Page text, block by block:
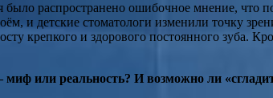
было распространено ошибочное мнение,
и детские стоматологи изменили точку
крепкого и здорового постоянного зуба.
или реальность? И возможно ли